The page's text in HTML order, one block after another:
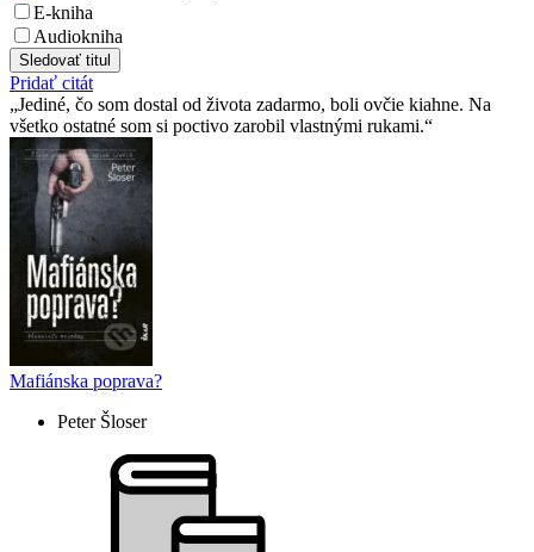
E-kniha
Audiokniha
Sledovať titul
Pridať citát
Jediné, čo som dostal od života zadarmo, boli ovčie kiahne. Na
všetko ostatné som si poctivo zarobil vlastnými rukami.
Mafiánska poprava?
Peter Šloser